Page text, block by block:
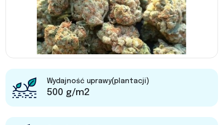
Wydajność uprawy(plantacji)
500 g/m2